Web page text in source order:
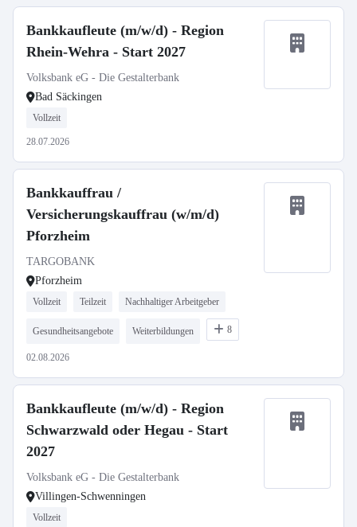
Bankkaufleute (m/w/d) - Region
Rhein-Wehra - Start 2027
Volksbank eG - Die Gestalterbank
Bad Säckingen
Vollzeit
28.07.2026
Bankkauffrau /
Versicherungskauffrau (w/m/d)
Pforzheim
TARGOBANK
Pforzheim
Vollzeit Teilzeit Nachhaltiger Arbeitgeber
Gesundheitsangebote Weiterbildungen 8
02.08.2026
Bankkaufleute (m/w/d) - Region
Schwarzwald oder Hegau - Start
2027
Volksbank eG - Die Gestalterbank
Villingen-Schwenningen
Vollzeit